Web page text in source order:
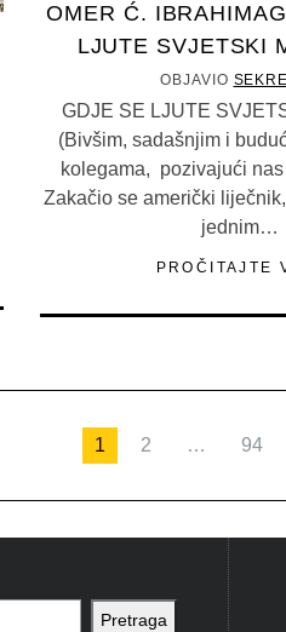
OMER Ć.
LJUTE SVJETSKI
OBJAVIO
GDJE SE LJUTE
(Bivšim, sadašnjim i
kolegama, pozivajući
Zakačio se američki
jednim…
PROČITAJTE
1 2 … 94
Pretraga